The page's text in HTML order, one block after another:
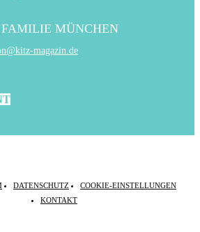
MÜNCHEN
magazin.de
DATENSCHUTZ
COOKIE-EINSTELLUNGEN
KONTAKT